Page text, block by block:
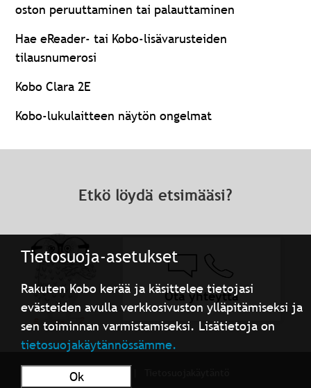
Tietosuoja-asetukset
Rakuten Kobo kerää ja käsittelee tietojasi
evästeiden avulla verkkosivuston ylläpitämiseksi ja
sen toiminnan varmistamiseksi. Lisätietoja on
tietosuojakäytännössämme.
Ok
oston peruuttaminen tai palauttaminen
Hae eReader- tai Kobo-lisävarusteiden
tilausnumerosi
Kobo Clara 2E
Kobo-lukulaitteen näytön ongelmat
Etkö löydä etsimääsi?
Ota yhteyttä
Käyttöehdot